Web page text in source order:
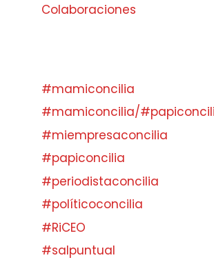
Colaboraciones
#mamiconcilia
#mamiconcilia/
#miempresaconcilia
#papiconcilia
#periodistaconcilia
#políticoconcilia
#RiCEO
#salpuntual